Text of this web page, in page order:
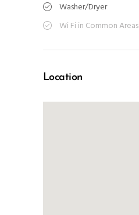
Washer/Dryer
Wi Fi in Common Areas
Location